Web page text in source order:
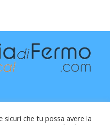
sicuri che tu possa avere la